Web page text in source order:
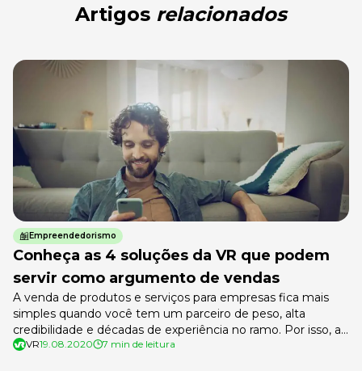
Artigos relacionados
Empreendedorismo
Conheça as 4 soluções da VR que podem
servir como argumento de vendas
A venda de produtos e serviços para empresas fica mais
simples quando você tem um parceiro de peso, alta
credibilidade e décadas de experiência no ramo. Por isso, as
tecnologias utilizadas pela VR Benefícios geram ótimos
VR19.08.2020 7 min de leitura